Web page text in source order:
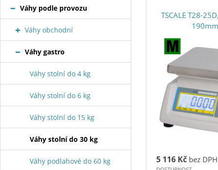
TSCALE T28-
5 116 Kč bez DPH
Váhy podle provozu
Váhy obchodní
Váhy gastro
Váhy stolní do 4 kg
Váhy stolní do 6 kg
Váhy stolní do 15 kg
Váhy stolní do 30 kg
Váhy podlahové do 60 kg